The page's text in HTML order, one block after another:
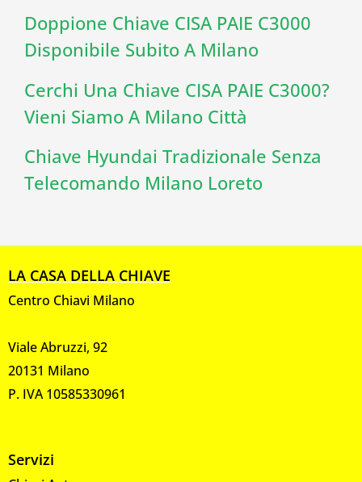
Doppione Chiave CISA PAIE C3000
Disponibile Subito A Milano
Cerchi Una Chiave CISA PAIE C3000?
Vieni Siamo A Milano Città
Chiave Hyundai Tradizionale Senza
Telecomando Milano Loreto
LA CASA DELLA CHIAVE
Centro Chiavi Milano
Viale Abruzzi, 92
20131 Milano
P. IVA 10585330961
Servizi